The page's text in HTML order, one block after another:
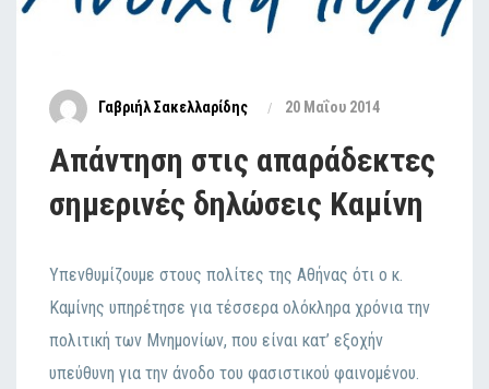
Γαβριήλ Σακελλαρίδης 20 Μαΐου 2014
Απάντηση στις απαράδεκτες
σημερινές δηλώσεις Καμίνη
Υπενθυμίζουμε στους πολίτες της Αθήνας ότι ο κ.
Καμίνης υπηρέτησε για τέσσερα ολόκληρα χρόνια την
πολιτική των Μνημονίων, που είναι κατ’ εξοχήν
υπεύθυνη για την άνοδο του φασιστικού φαινομένου.